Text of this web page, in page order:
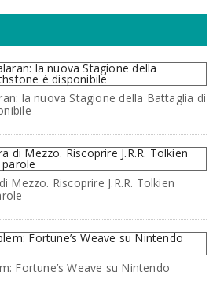
la nuova Stagione della Battaglia di
Mezzo. Riscoprire J.R.R. Tolkien
Fortune’s Weave su Nintendo